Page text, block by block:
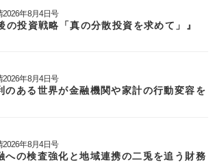
2026年8月4日号
の投資戦略「真の分散投資を求めて」』
2026年8月4日号
のある世界が金融機関や家計の行動変容を
2026年8月4日号
への検査強化と地域連携の二兎を追う財務